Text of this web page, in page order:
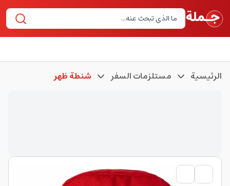
الرئيسية مستلزمات السفر شنطة ظهر